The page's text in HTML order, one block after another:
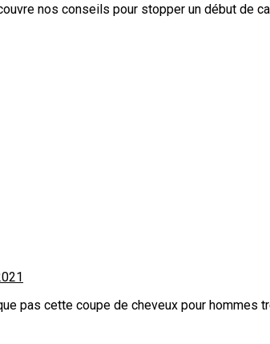
nos conseils pour stopper un début de
pas cette coupe de cheveux pour hommes